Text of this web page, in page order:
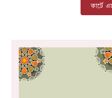
কার্টে